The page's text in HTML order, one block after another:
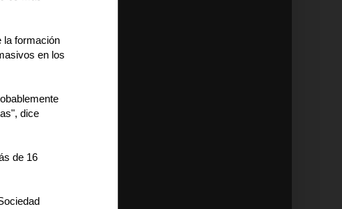
la formación
en los
dice
de 16